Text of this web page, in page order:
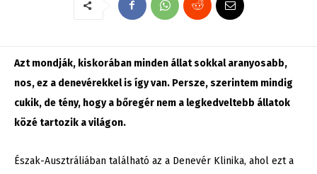
Azt mondják, kiskorában minden állat sokkal aranyosabb,
nos, ez a denevérekkel is így van. Persze, szerintem mindig
cukik, de tény, hogy a bőregér nem a legkedveltebb állatok
közé tartozik a világon.
Észak-Ausztráliában található az a Denevér Klinika, ahol ezt a